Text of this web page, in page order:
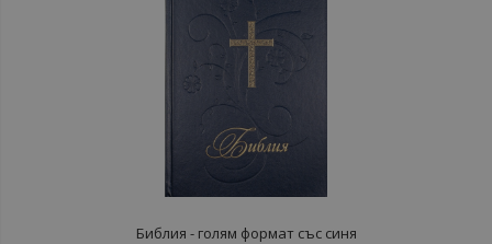
Библия - голям формат със синя